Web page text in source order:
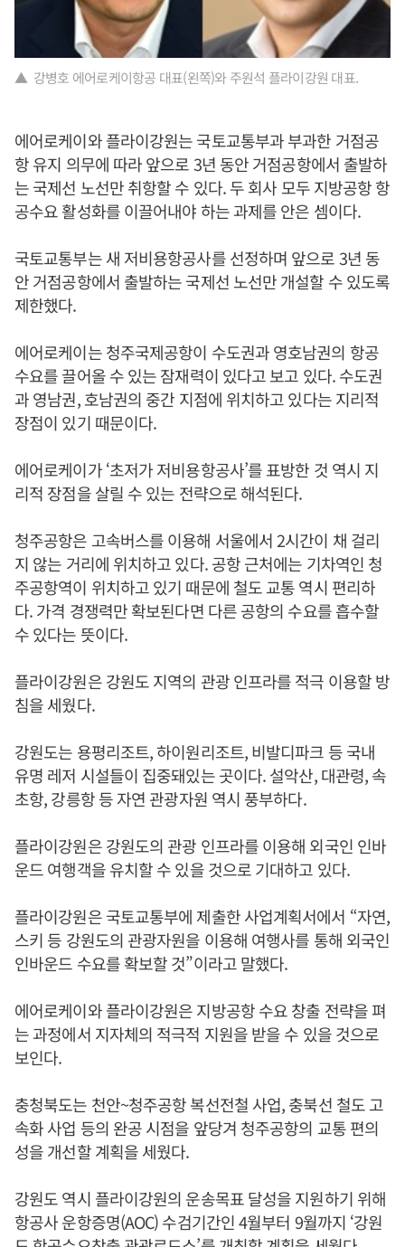
▲ 강병호 에어로케이항공 대표(왼쪽)와 주원석 플라이강원 대표.
에어로케이와 플라이강원는 국토교통부과 부과한 거점공
항 유지 의무에 따라 앞으로 3년 동안 거점공항에서 출발하
는 국제선 노선만 취항할 수 있다. 두 회사 모두 지방공항 항
공수요 활성화를 이끌어내야 하는 과제를 안은 셈이다.
국토교통부는 새 저비용항공사를 선정하며 앞으로 3년 동
안 거점공항에서 출발하는 국제선 노선만 개설할 수 있도록
제한했다.
에어로케이는 청주국제공항이 수도권과 영호남권의 항공
수요를 끌어올 수 있는 잠재력이 있다고 보고 있다. 수도권
과 영남권, 호남권의 중간 지점에 위치하고 있다는 지리적
장점이 있기 때문이다.
에어로케이가 ‘초저가 저비용항공사’를 표방한 것 역시 지
리적 장점을 살릴 수 있는 전략으로 해석된다.
청주공항은 고속버스를 이용해 서울에서 2시간이 채 걸리
지 않는 거리에 위치하고 있다. 공항 근처에는 기차역인 청
주공항역이 위치하고 있기 때문에 철도 교통 역시 편리하
다. 가격 경쟁력만 확보된다면 다른 공항의 수요를 흡수할
수 있다는 뜻이다.
플라이강원은 강원도 지역의 관광 인프라를 적극 이용할 방
침을 세웠다.
강원도는 용평리조트, 하이원리조트, 비발디파크 등 국내
유명 레저 시설들이 집중돼있는 곳이다. 설악산, 대관령, 속
초항, 강릉항 등 자연 관광자원 역시 풍부하다.
플라이강원은 강원도의 관광 인프라를 이용해 외국인 인바
운드 여행객을 유치할 수 있을 것으로 기대하고 있다.
플라이강원은 국토교통부에 제출한 사업계획서에서 “자연,
스키 등 강원도의 관광자원을 이용해 여행사를 통해 외국인
인바운드 수요를 확보할 것”이라고 말했다.
에어로케이와 플라이강원은 지방공항 수요 창출 전략을 펴
는 과정에서 지자체의 적극적 지원을 받을 수 있을 것으로
보인다.
충청북도는 천안~청주공항 복선전철 사업, 충북선 철도 고
속화 사업 등의 완공 시점을 앞당겨 청주공항의 교통 편의
성을 개선할 계획을 세웠다.
강원도 역시 플라이강원의 운송목표 달성을 지원하기 위해
항공사 운항증명(AOC) 수검기간인 4월부터 9월까지 ‘강원